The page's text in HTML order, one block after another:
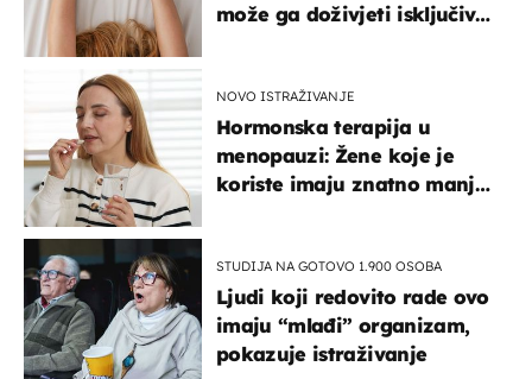
može ga doživjeti isključivo
NOVO ISTRAŽIVANJE
Hormonska terapija u
menopauzi: Žene koje je
koriste imaju znatno manji
STUDIJA NA GOTOVO 1.900 OSOBA
Ljudi koji redovito rade ovo
imaju “mlađi” organizam,
pokazuje istraživanje